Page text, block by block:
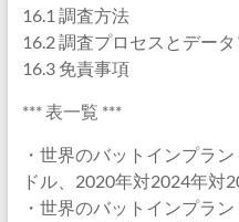
16.1 調査方法
16.2 調査プロセスとデータ
16.3 免責事項
*** 表一覧 ***
・世界のバットインプラ
ドル、2020年対2024年対
・世界のバットインプラ